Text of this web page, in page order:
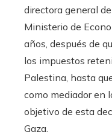
directora general
Ministerio de
años, después de
los impuestos
Palestina, hasta
como mediador en
objetivo de esta
Gaza.